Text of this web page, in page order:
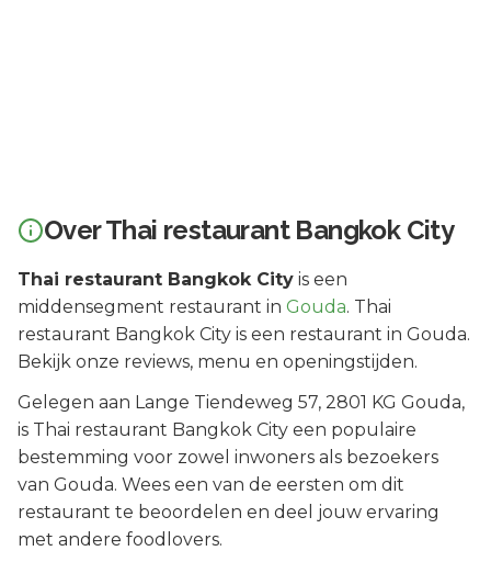
OverThai restaurant Bangkok City
Thai restaurant Bangkok City is een
middensegment restaurant in Gouda. Thai
restaurant Bangkok City is een restaurant in Gouda.
Bekijk onze reviews, menu en openingstijden.
Gelegen aan Lange Tiendeweg 57, 2801 KG Gouda,
is Thai restaurant Bangkok City een populaire
bestemming voor zowel inwoners als bezoekers
van Gouda. Wees een van de eersten om dit
restaurant te beoordelen en deel jouw ervaring
met andere foodlovers.